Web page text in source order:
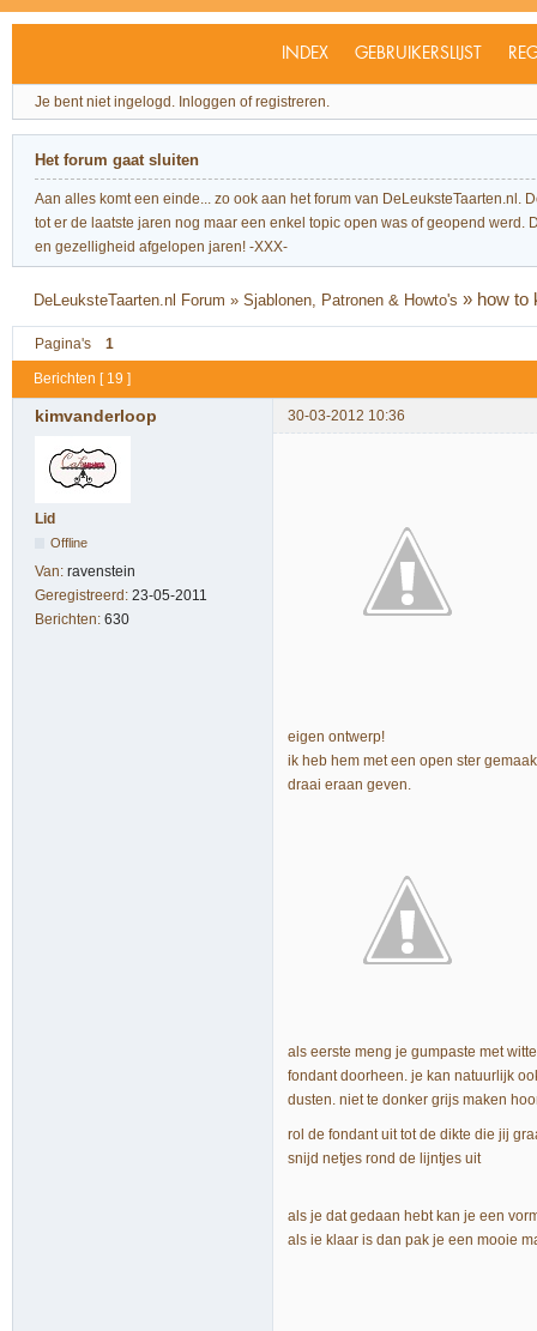
INDEX GEBRUIKERSLIJST
Je bent niet ingelogd. Inloggen of registreren.
Het forum gaat sluiten
Aan alles komt een einde... zo ook aan het forum van
tot er de laatste jaren nog maar een enkel topic open was of geopend
en gezelligheid afgelopen jaren! -XXX-
DeLeuksteTaarten.nl Forum »Sjablonen, Patronen & Howto's » how to
Pagina's 1
Berichten [ 19 ]
kimvanderloop 30-03-2012 10:36
Lid
Offline
Van: ravenstein
Geregistreerd: 23-05-2011
Berichten: 630
eigen ontwerp!
ik heb hem met een open ster
draai eraan geven.
als eerste meng je gumpaste met
fondant doorheen. je kan natuurlijk
dusten. niet te donker grijs maken
rol de fondant uit tot de dikte die jij
snijd netjes rond de lijntjes uit
als je dat gedaan hebt kan je een
als ie klaar is dan pak je een mooie